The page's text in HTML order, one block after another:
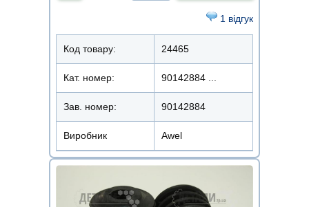
1 відгук
Код товару: 24465
Кат. номер: 90142884 ...
Зав. номер: 90142884
Виробник Awel